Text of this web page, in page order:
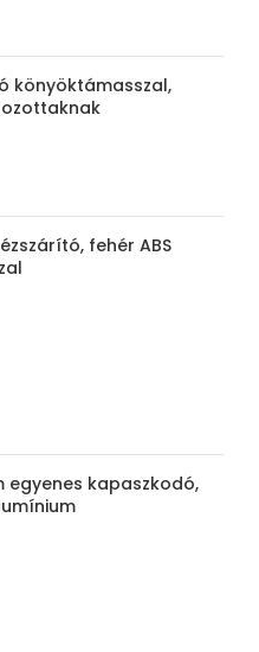
könyöktámasszal,
fehér ABS
egyenes kapaszkodó,